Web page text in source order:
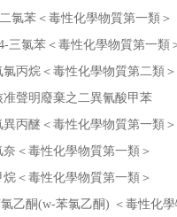
氯苯＜毒性化學物質第一類＞
三氯苯＜毒性化學物質第一類
氯丙烷＜毒性化學物質第二類＞
准聲明廢棄之二異氰酸甲苯
異丙醚＜毒性化學物質第一類＞
奈＜毒性化學物質第一類＞
烷＜毒性化學物質第一類＞
乙酮(w-苯氯乙酮) ＜毒性化